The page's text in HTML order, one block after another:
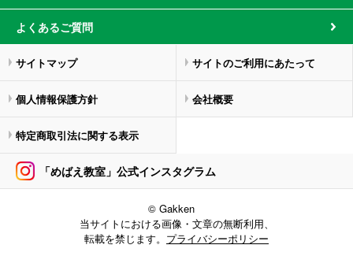
よくあるご質問
サイトマップ サイトのご利用にあたって
個人情報保護方針 会社概要
特定商取引法に関する表示
「めばえ教室」公式インスタグラム
© Gakken
当サイトにおける画像・文章の無断利用、
転載を禁じます。 プライバシーポリシー